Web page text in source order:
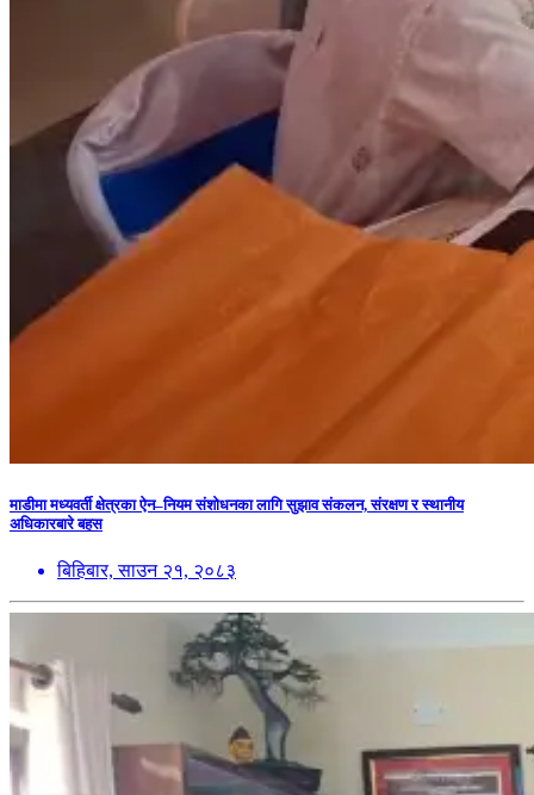
माडीमा मध्यवर्ती क्षेत्रका ऐन–नियम संशोधनका लागि सुझाव संकलन, संरक्षण र स्थानीय
अधिकारबारे बहस
बिहिबार, साउन २१, २०८३